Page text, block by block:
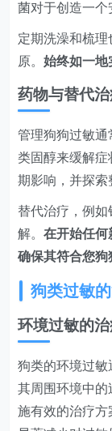
菌对于创造一个
定期洗澡和梳
原。始终如一地
药物与替代
管理狗狗过敏
类固醇来缓解
期影响，并探索
替代治疗，例
解。在开始任何
确保其符合您狗
狗类过敏
环境过敏的
狗类的环境过
其周围环境中
施有效的治疗方